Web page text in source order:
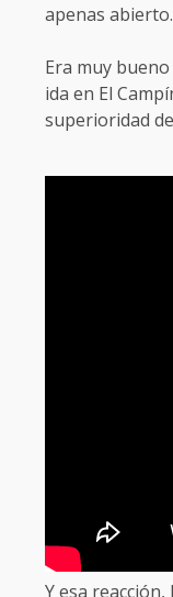
apenas abierto.
Era muy
ida en El
superioridad
Y esa